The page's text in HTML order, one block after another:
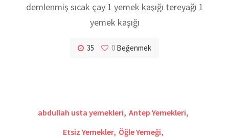
demlenmiş sıcak çay 1 yemek kaşığı tereyağı 1
yemek kaşığı
35 0 Beğenmek
abdullah usta yemekleri, Antep Yemekleri,
Etsiz Yemekler, Öğle Yemeği,